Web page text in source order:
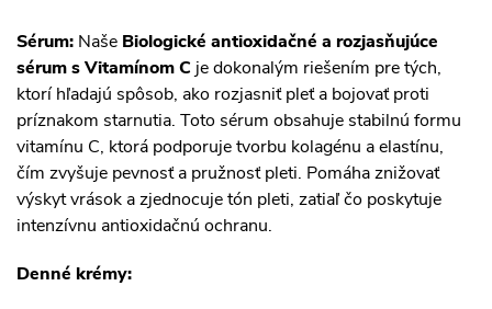
Sérum: Naše Biologické antioxidačné a rozjasňujúce
sérum s Vitamínom Cje dokonalým riešením pre tých,
ktorí hľadajú spôsob, ako rozjasniť pleť a bojovať proti
príznakom starnutia. Toto sérum obsahuje stabilnú formu
vitamínu C, ktorá podporuje tvorbu kolagénu a elastínu,
čím zvyšuje pevnosť a pružnosť pleti. Pomáha znižovať
výskyt vrások a zjednocuje tón pleti, zatiaľ čo poskytuje
intenzívnu antioxidačnú ochranu.
Denné krémy: